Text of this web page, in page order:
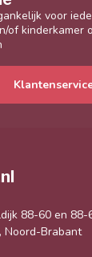
voor
of kinderkamer
88-60 en 88-
Noord-Brabant